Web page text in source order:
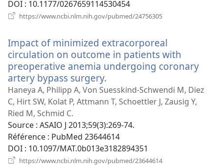
DOI ‎: 10.1177/0267659114530454
https://www.ncbi.nlm.nih.gov/pubmed/24756305
fenêtre)
Impact of minimized extracorporeal
circulation on outcome in patients with
preoperative anemia undergoing coronary
artery bypass surgery.
une
nouvelle
Haneya A, Philipp A, Von Suesskind-Schwendi M, Diez
C, Hirt SW, Kolat P, Attmann T, Schoettler J, Zausig Y,
Ried M, Schmid C.
Source ‎: ASAIO J 2013;59(3):269-74.
Référence ‎: PubMed 23644614
DOI ‎: 10.1097/MAT.0b013e3182894351
https://www.ncbi.nlm.nih.gov/pubmed/23644614